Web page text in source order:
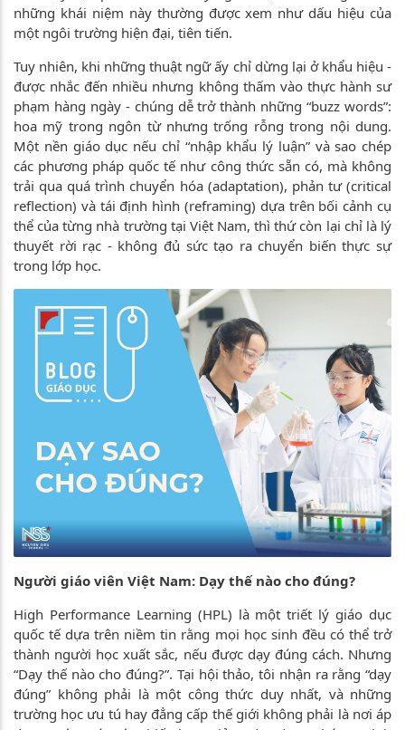
những khái niệm này thường được xem như dấu hiệu của
một ngôi trường hiện đại, tiên tiến.
Tuy nhiên, khi những thuật ngữ ấy chỉ dừng lại ở khẩu hiệu -
được nhắc đến nhiều nhưng không thấm vào thực hành sư
phạm hàng ngày - chúng dễ trở thành những “buzz words”:
hoa mỹ trong ngôn từ nhưng trống rỗng trong nội dung.
Một nền giáo dục nếu chỉ “nhập khẩu lý luận” và sao chép
các phương pháp quốc tế như công thức sẵn có, mà không
trải qua quá trình chuyển hóa (adaptation), phản tư (critical
reflection) và tái định hình (reframing) dựa trên bối cảnh cụ
thể của từng nhà trường tại Việt Nam, thì thứ còn lại chỉ là lý
thuyết rời rạc - không đủ sức tạo ra chuyển biến thực sự
trong lớp học.
Người giáo viên Việt Nam: Dạy thế nào cho đúng?
High Performance Learning (HPL) là một triết lý giáo dục
quốc tế dựa trên niềm tin rằng mọi học sinh đều có thể trở
thành người học xuất sắc, nếu được dạy đúng cách. Nhưng
“Dạy thế nào cho đúng?”. Tại hội thảo, tôi nhận ra rằng “dạy
đúng” không phải là một công thức duy nhất, và những
trường học ưu tú hay đẳng cấp thế giới không phải là nơi áp